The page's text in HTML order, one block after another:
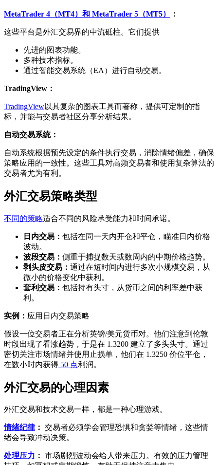
MetaTrader 4（MT4）和 MetaTrader 5（MT5） ：
这些平台是外汇交易界的中流砥柱。它们提供
先进的图表功能。
多种技术指标。
通过智能交易系统（EA）进行自动交易。
TradingView：
TradingView以其复杂的图表工具而著称，提供可定制的指
标，并能与交易者社区分享分析结果。
自动交易系统：
自动系统根据预先设定的条件执行交易，消除情绪偏差，确保
策略应用的一致性。这些工具对高频交易者和使用复杂算法的
交易者尤为有利。
外汇交易策略类型
不同的策略适合不同的风险承受能力和时间承诺。
日内交易： 包括在同一天内开仓和平仓，瞄准日内价格
波动。
波段交易： 侧重于捕捉数天或数周内的中期价格趋势。
剥头皮交易： 通过在短时间内进行多次小规模交易，从
微小的价格变化中获利。
套利交易： 包括持有头寸，从货币之间的利率差中获
利。
实例： 应用日内交易策略
假设一位交易者正在分析英镑/美元货币对。他们注意到伦敦
时段出现了看涨趋势，于是在 1.3200 建立了多头头寸。通过
密切关注市场情绪并使用止损单，他们在 1.3250 价位平仓，
在数小时内获得 50 点利润。
外汇交易的心理因素
外汇交易和技术交易一样，都是一种心理游戏。
情绪纪律： 交易者必须学会管理恐惧和贪婪等情绪，这些情
绪会导致冲动决策。
处理压力 ： 市场剧烈波动会给人带来压力。有效的压力管理